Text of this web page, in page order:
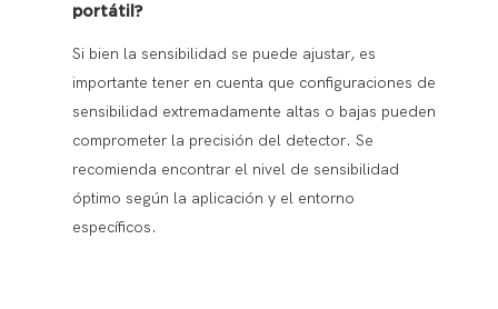
portátil?
Si bien la sensibilidad se puede ajustar, es
importante tener en cuenta que configuraciones de
sensibilidad extremadamente altas o bajas pueden
comprometer la precisión del detector. Se
recomienda encontrar el nivel de sensibilidad
óptimo según la aplicación y el entorno
específicos.